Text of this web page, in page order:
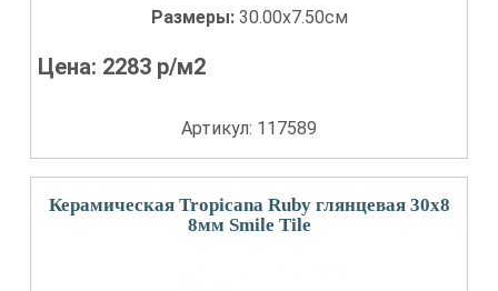
Размеры: 30.00x7.50см
Цена: 2283 р/м2
Артикул: 117589
Керамическая Tropicana Ruby глянцевая 30x8
8мм Smile Tile